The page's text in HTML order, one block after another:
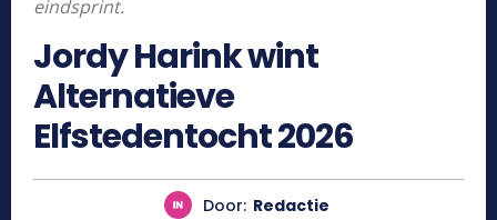
eindsprint.
Jordy Harink wint
Alternatieve
Elfstedentocht 2026
Door: Redactie